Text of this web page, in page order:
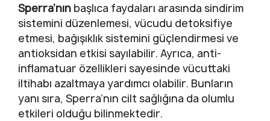
Sperra’nın başlıca faydaları arasında sindirim
sistemini düzenlemesi, vücudu detoksifiye
etmesi, bağışıklık sistemini güçlendirmesi ve
antioksidan etkisi sayılabilir. Ayrıca, anti-
inflamatuar özellikleri sayesinde vücuttaki
iltihabı azaltmaya yardımcı olabilir. Bunların
yanı sıra, Sperra’nın cilt sağlığına da olumlu
etkileri olduğu bilinmektedir.